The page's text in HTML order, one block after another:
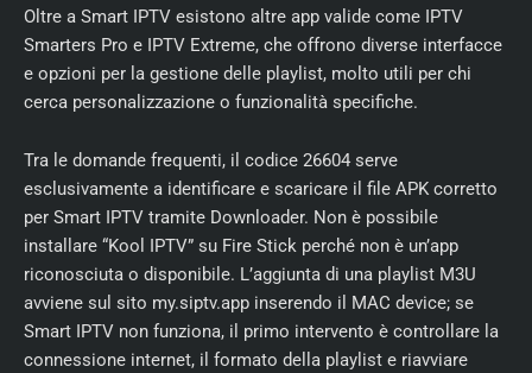
Oltre a Smart IPTV esistono altre app valide come IPTV
Smarters Pro e IPTV Extreme, che offrono diverse interfacce
e opzioni per la gestione delle playlist, molto utili per chi
cerca personalizzazione o funzionalità specifiche.
Tra le domande frequenti, il codice 26604 serve
esclusivamente a identificare e scaricare il file APK corretto
per Smart IPTV tramite Downloader. Non è possibile
installare “Kool IPTV” su Fire Stick perché non è un’app
riconosciuta o disponibile. L’aggiunta di una playlist M3U
avviene sul sito my.siptv.app inserendo il MAC device; se
Smart IPTV non funziona, il primo intervento è controllare la
connessione internet, il formato della playlist e riavviare